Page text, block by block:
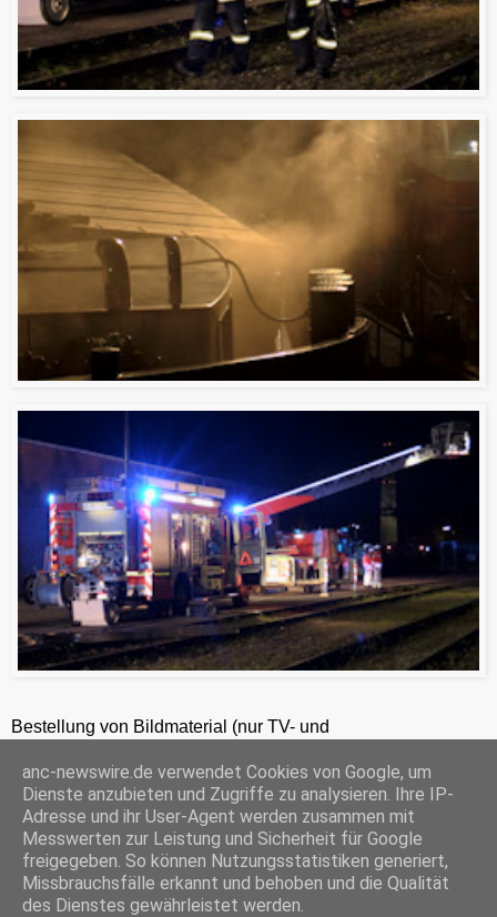
Bestellung von Bildmaterial (nur TV- und
ANC-NEWS-TELEVISION GmbH, Kruppstraße 82 – 100, 45145 Essen, HRB 12411, Amtsgericht Essen, Geschäftsführer: C. Anhuth
C
o
p
y
L
i
E
m
a
i
l
W
h
a
t
s
A
P
r
i
n
t
F
S
h
a
r
e
‹ Startseite
anc-newswire.de verwendet Cookies von Google, um
Dienste anzubieten und Zugriffe zu analysieren. Ihre IP-
Adresse und ihr User-Agent werden zusammen mit
Messwerten zur Leistung und Sicherheit für Google
freigegeben. So können Nutzungsstatistiken generiert,
Missbrauchsfälle erkannt und behoben und die Qualität
des Dienstes gewährleistet werden.